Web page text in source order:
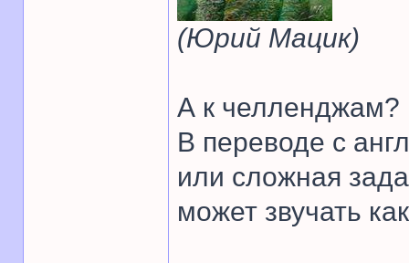
(Юрий Мацик)
А к челленджам?
В переводе с
или сложная
может звучать